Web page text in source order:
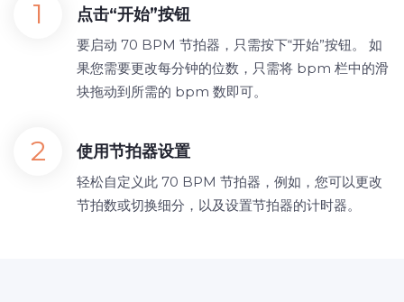
点击“开始”按钮
要启动 70 BPM 节拍器，只需按下“开始”按钮。 如
果您需要更改每分钟的位数，只需将 bpm 栏中的滑
块拖动到所需的 bpm 数即可。
使用节拍器设置
轻松自定义此 70 BPM 节拍器，例如，您可以更改
节拍数或切换细分，以及设置节拍器的计时器。